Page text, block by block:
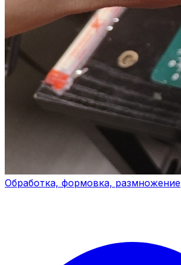
Обработка, формовка, размножение